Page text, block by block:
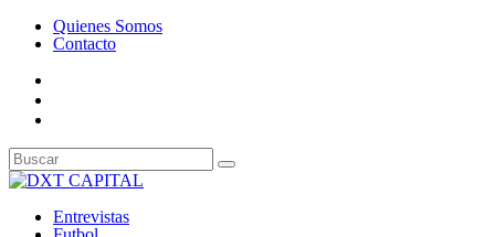
Quienes Somos
Contacto
Entrevistas